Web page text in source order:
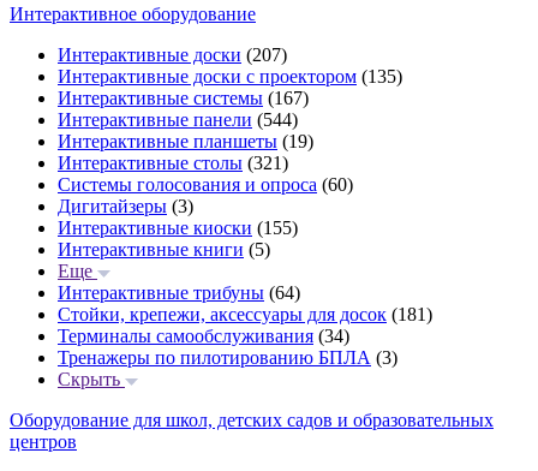
Интерактивное оборудование
Интерактивные доски (207)
Интерактивные доски с проектором (135)
Интерактивные системы (167)
Интерактивные панели (544)
Интерактивные планшеты (19)
Интерактивные столы (321)
Системы голосования и опроса (60)
Дигитайзеры (3)
Интерактивные киоски (155)
Интерактивные книги (5)
Еще
Интерактивные трибуны (64)
Стойки, крепежи, аксессуары для досок (181)
Терминалы самообслуживания (34)
Тренажеры по пилотированию БПЛА (3)
Скрыть
Оборудование для школ, детских садов и образовательных
центров